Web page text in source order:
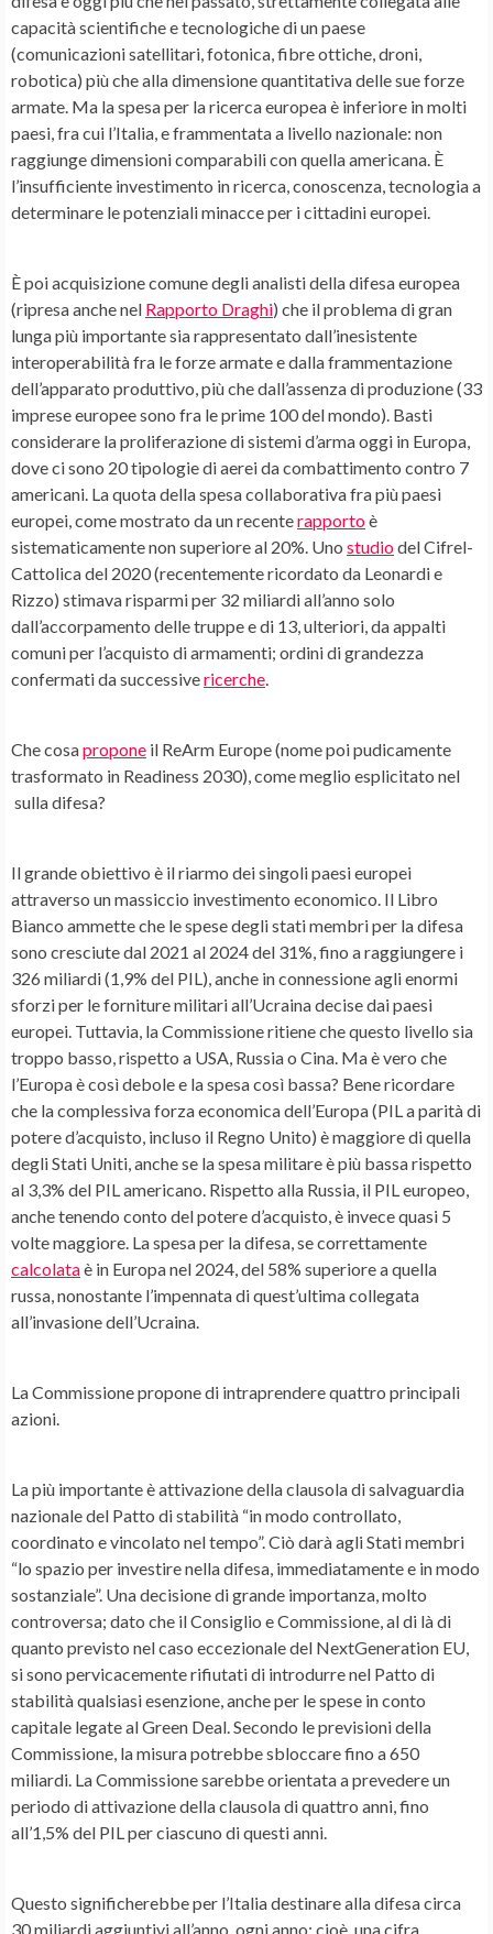
capacità scientifiche e tecnologiche di un paese
(comunicazioni satellitari, fotonica, fibre ottiche, droni,
robotica) più che alla dimensione quantitativa delle sue forze
armate. Ma la spesa per la ricerca europea è inferiore in molti
paesi, fra cui l’Italia, e frammentata a livello nazionale: non
raggiunge dimensioni comparabili con quella americana. È
l’insufficiente investimento in ricerca, conoscenza, tecnologia a
determinare le potenziali minacce per i cittadini europei.
È poi acquisizione comune degli analisti della difesa europea
(ripresa anche nel Rapporto Draghi) che il problema di gran
lunga più importante sia rappresentato dall’inesistente
interoperabilità fra le forze armate e dalla frammentazione
dell’apparato produttivo, più che dall’assenza di produzione (33
imprese europee sono fra le prime 100 del mondo). Basti
considerare la proliferazione di sistemi d’arma oggi in Europa,
dove ci sono 20 tipologie di aerei da combattimento contro 7
americani. La quota della spesa collaborativa fra più paesi
europei, come mostrato da un recenterapportoè
sistematicamente non superiore al 20%. Uno studiodel Cifrel-
Cattolica del 2020 (recentemente ricordato da Leonardi e
Rizzo) stimava risparmi per 32 miliardi all’anno solo
dall’accorpamento delle truppe e di 13, ulteriori, da appalti
comuni per l’acquisto di armamenti; ordini di grandezza
confermati da successivericerche.
Che cosapropone il ReArm Europe (nome poi pudicamente
trasformato in Readiness 2030), come meglio esplicitato nel
sulla difesa?
Il grande obiettivo è il riarmo dei singoli paesi europei
attraverso un massiccio investimento economico. Il Libro
Bianco ammette che le spese degli stati membri per la difesa
sono cresciute dal 2021 al 2024 del 31%, fino a raggiungere i
326 miliardi (1,9% del PIL), anche in connessione agli enormi
sforzi per le forniture militari all’Ucraina decise dai paesi
europei. Tuttavia, la Commissione ritiene che questo livello sia
troppo basso, rispetto a USA, Russia o Cina. Ma è vero che
l’Europa è così debole e la spesa così bassa? Bene ricordare
che la complessiva forza economica dell’Europa (PIL a parità di
potere d’acquisto, incluso il Regno Unito) è maggiore di quella
degli Stati Uniti, anche se la spesa militare è più bassa rispetto
al 3,3% del PIL americano. Rispetto alla Russia, il PIL europeo,
anche tenendo conto del potere d’acquisto, è invece quasi 5
volte maggiore. La spesa per la difesa, se correttamente
calcolataè in Europa nel 2024, del 58% superiore a quella
russa, nonostante l’impennata di quest’ultima collegata
all’invasione dell’Ucraina.
La Commissione propone di intraprendere quattro principali
azioni.
La più importante è attivazione della clausola di salvaguardia
nazionale del Patto di stabilità “in modo controllato,
coordinato e vincolato nel tempo”. Ciò darà agli Stati membri
“lo spazio per investire nella difesa, immediatamente e in modo
sostanziale”. Una decisione di grande importanza, molto
controversa; dato che il Consiglio e Commissione, al di là di
quanto previsto nel caso eccezionale del NextGeneration EU,
si sono pervicacemente rifiutati di introdurre nel Patto di
stabilità qualsiasi esenzione, anche per le spese in conto
capitale legate al Green Deal. Secondo le previsioni della
Commissione, la misura potrebbe sbloccare fino a 650
miliardi. La Commissione sarebbe orientata a prevedere un
periodo di attivazione della clausola di quattro anni, fino
all’1,5% del PIL per ciascuno di questi anni.
Questo significherebbe per l’Italia destinare alla difesa circa
30 miliardi aggiuntivi all’anno, ogni anno; cioè, una cifra